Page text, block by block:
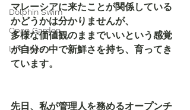
Dolphin Swim
Open Garden
Life style
マレーシアに来たことが関係している
かどうかは分かりませんが、
多様な価値観のままでいいという感覚
が自分の中で新鮮さを持ち、育ってき
ています。
先日、私が管理人を務めるオープンチ